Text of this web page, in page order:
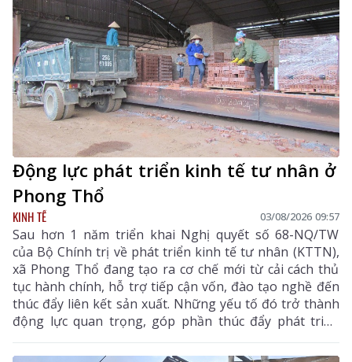
Động lực phát triển kinh tế tư nhân ở
Phong Thổ
KINH TẾ 03/08/2026 09:57
Sau hơn 1 năm triển khai Nghị quyết số 68-NQ/TW
của Bộ Chính trị về phát triển kinh tế tư nhân (KTTN),
xã Phong Thổ đang tạo ra cơ chế mới từ cải cách thủ
tục hành chính, hỗ trợ tiếp cận vốn, đào tạo nghề đến
thúc đẩy liên kết sản xuất. Những yếu tố đó trở thành
động lực quan trọng, góp phần thúc đẩy phát triển
kinh tế - xã hội của vùng đất biên cương, từng bước
khẳng định rõ nét vai trò của KTTN.